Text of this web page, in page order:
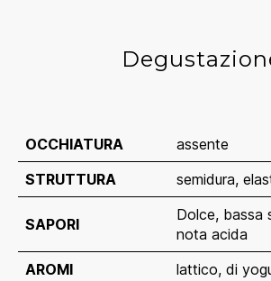
OCCHIATURA
assente
STRUTTURA
semidura,
SAPORI
Dolce, bassa
nota acida
AROMI
lattico, di